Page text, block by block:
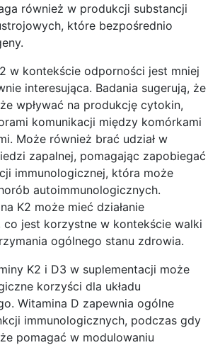
również w produkcji substancji
które bezpośrednio
w kontekście odporności jest mniej
interesująca. Badania sugerują, że
wpływać na produkcję cytokin,
komunikacji między komórkami
Może również brać udział w
zapalnej, pomagając zapobiegać
immunologicznej, która może
autoimmunologicznych.
K2 może mieć działanie
co jest korzystne w kontekście walki
ogólnego stanu zdrowia.
K2 i D3 w suplementacji może
korzyści dla układu
Witamina D zapewnia ogólne
immunologicznych, podczas gdy
pomagać w modulowaniu